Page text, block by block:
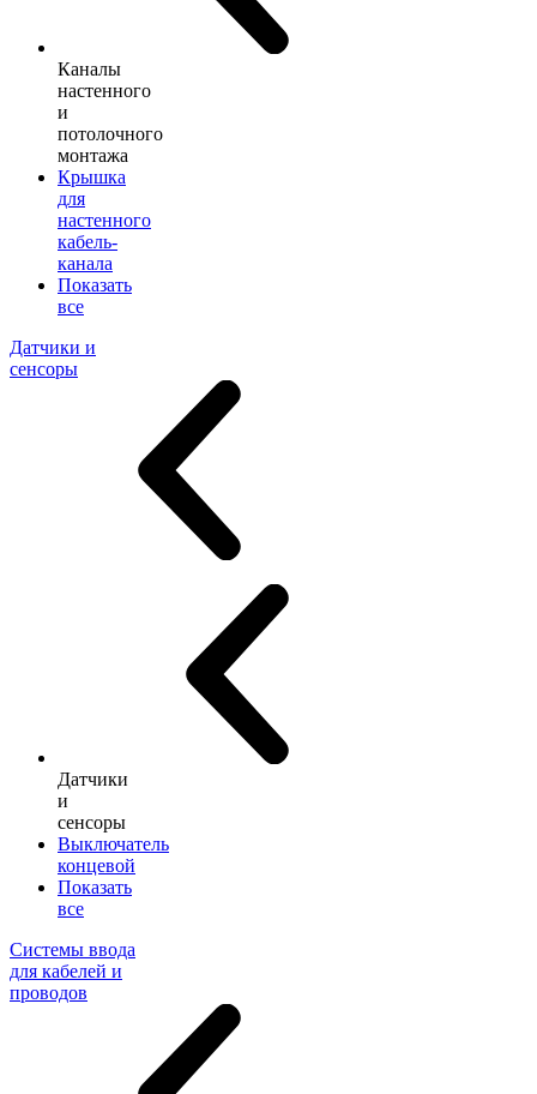
Каналы
настенного
и
потолочного
монтажа
Крышка
для
настенного
кабель-
канала
Показать
все
Датчики и
сенсоры
Датчики
и
сенсоры
Выключатель
концевой
Показать
все
Системы ввода
для кабелей и
проводов